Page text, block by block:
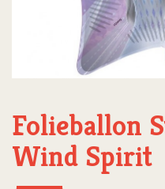
Folieballon
Wind Spirit